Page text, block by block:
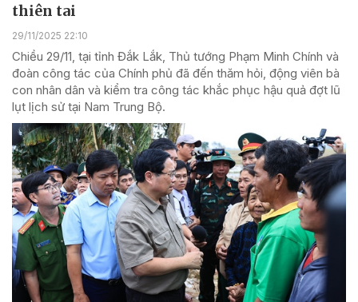
thiên tai
29/11/2025 22:10
Chiều 29/11, tại tỉnh Đắk Lắk, Thủ tướng Phạm Minh Chính và
đoàn công tác của Chính phủ đã đến thăm hỏi, động viên bà
con nhân dân và kiểm tra công tác khắc phục hậu quả đợt lũ
lụt lịch sử tại Nam Trung Bộ.